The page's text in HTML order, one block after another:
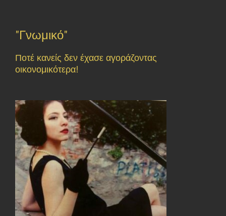
"Γνωμικό"
Ποτέ κανείς δεν έχασε αγοράζοντας
οικονομικότερα!